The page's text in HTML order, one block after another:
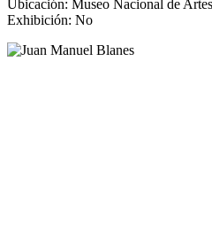
Ubicación: Museo Nacional de
Exhibición: No